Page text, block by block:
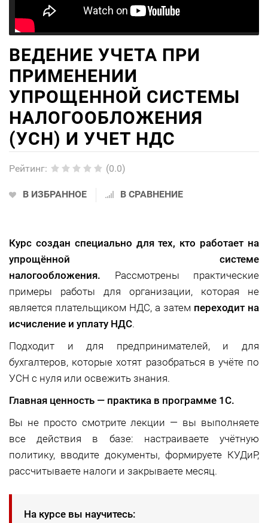
ВЕДЕНИЕ УЧЕТА ПРИ
ПРИМЕНЕНИИ
УПРОЩЕННОЙ СИСТЕМЫ
НАЛОГООБЛОЖЕНИЯ
(УСН) И УЧЕТ НДС
Рейтинг: (0.0)
В ИЗБРАННОЕ В СРАВНЕНИЕ
Курс создан специально для тех, кто работает на
упрощённой системе
налогообложения. Рассмотрены практические
примеры работы для организации, которая не
является плательщиком НДС, а затем переходит на
исчисление и уплату НДС.
Подходит и для предпринимателей, и для
бухгалтеров, которые хотят разобраться в учёте по
УСН с нуля или освежить знания.
Главная ценность — практика в программе 1С.
Вы не просто смотрите лекции — вы выполняете
все действия в базе: настраиваете учётную
политику, вводите документы, формируете КУДиР,
рассчитываете налоги и закрываете месяц.
На курсе вы научитесь: